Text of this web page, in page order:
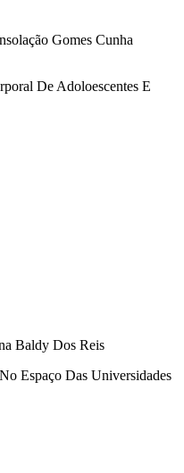
Gomes Cunha
De Adoloescentes E
Baldy Dos Reis
Espaço Das Universidades